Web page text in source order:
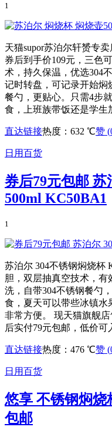
1
天猫supor苏泊尔轩赟专
券后到手价109元，三色
术，持久保温，优选304
记时转盘，可记录开始焖
餐勺，更贴心。只需4步
食，上班族带饭还是学生
直达链接热度：632 ℃赞 (
日用百货
券后79元包邮 苏
500ml KC50BA1
1
苏泊尔 304不锈钢焖烧杯
胆，双层抽真空技术，
洗，自带304不锈钢餐勺
食，夏天可以带些冰镇水
非常方便。 现天猫旗舰
后实付79元包邮，低价可
直达链接热度：476 ℃赞 (
日用百货
悠享 不锈钢焖烧
包邮